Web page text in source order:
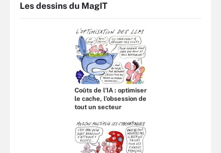
Les dessins du MagIT
Coûts de l'IA : optimiser
le cache, l’obsession de
tout un secteur